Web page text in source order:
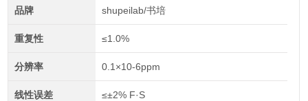
品牌 shupeilab/书培
重复性 ≤1.0%
分辨率 0.1×10-6ppm
线性误差 ≤±2% F·S